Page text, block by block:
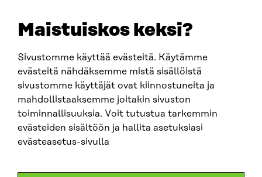
Maistuiskos keksi?
Sivustomme käyttää evästeitä. Käytämme
evästeitä nähdäksemme mistä sisällöistä
sivustomme käyttäjät ovat kiinnostuneita ja
mahdollistaaksemme joitakin sivuston
toiminnallisuuksia. Voit tutustua tarkemmin
evästeiden sisältöön ja hallita asetuksiasi
evästeasetus-sivulla
SITRA SOSIAALISESSA MEDIASSA
LinkedIn
Instagram
YouTube